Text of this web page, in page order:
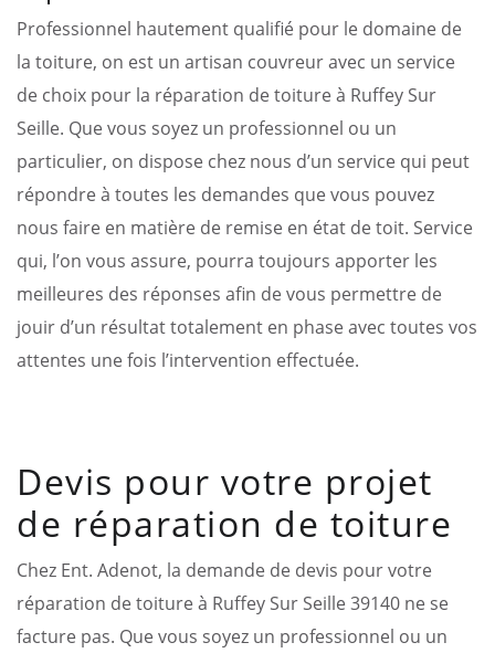
Professionnel hautement qualifié pour le domaine de
la toiture, on est un artisan couvreur avec un service
de choix pour la réparation de toiture à Ruffey Sur
Seille. Que vous soyez un professionnel ou un
particulier, on dispose chez nous d’un service qui peut
répondre à toutes les demandes que vous pouvez
nous faire en matière de remise en état de toit. Service
qui, l’on vous assure, pourra toujours apporter les
meilleures des réponses afin de vous permettre de
jouir d’un résultat totalement en phase avec toutes vos
attentes une fois l’intervention effectuée.
Devis pour votre projet
de réparation de toiture
Chez Ent. Adenot, la demande de devis pour votre
réparation de toiture à Ruffey Sur Seille 39140 ne se
facture pas. Que vous soyez un professionnel ou un